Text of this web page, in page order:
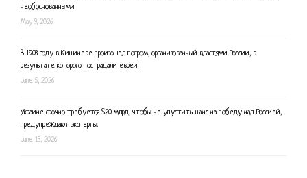
необоснованными.
May 9, 2026
В 1903 году в Кишиневе произошел погром, организованный властями России, в
результате которого пострадали евреи.
June 5, 2026
Украине срочно требуется $20 млрд, чтобы не упустить шанс на победу над Россией,
предупреждают эксперты.
June 13, 2026